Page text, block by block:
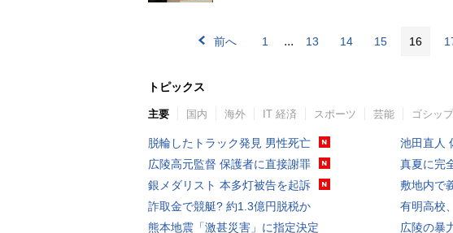
前へ 1 ... 13 14 15 16
トピックス
主要 国内 海外 IT 経済 スポーツ 芸能 ゴシップ
脱輪したトラック発見 男性死亡
広陵高元監督 保護者に直接謝罪
銀メダリスト 本多灯被告を起訴
詐取金で競艇? 約1.3億円脱税か
熊本地震「激甚災害」に指定決定
池田直人
真夏に完
敷地内で
有明高校
広陵の暴